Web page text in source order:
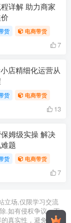
详解 助力商家
货 电商带货
7
店精细化运营从
货 电商带货
13
姆级实操 解决
题
货 电商带货
7
立场,仅限学习交流
.如有侵权争议、不
真实性，避免上当